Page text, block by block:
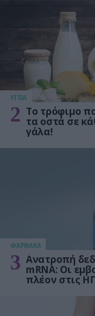
ΥΓΕΙΑ
2 Το τρόφιμο
τα οστά σε
γάλα!
ΦΑΡΜΑΚΑ
3 Ανατροπή
mRNA: Οι
πλέον στις